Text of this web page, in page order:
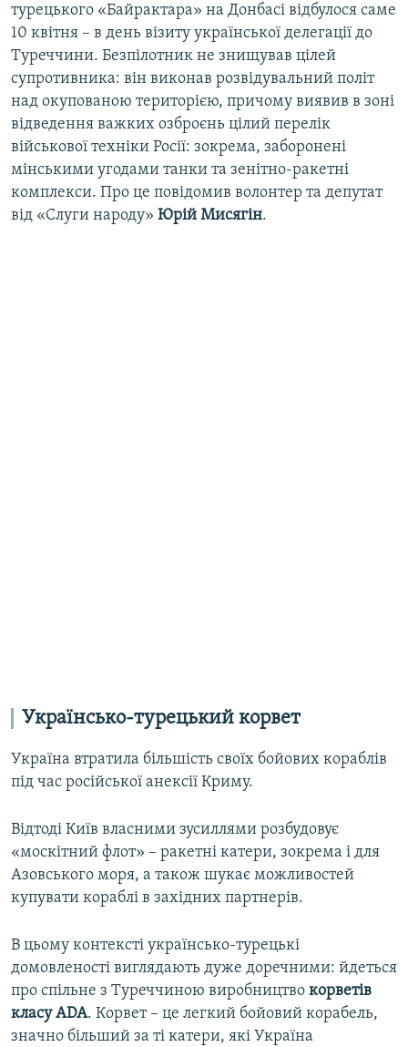
турецького «Байрактара» на Донбасі відбулося саме
10 квітня – в день візиту української делегації до
Туреччини. Безпілотник не знищував цілей
супротивника: він виконав розвідувальний політ
над окупованою територією, причому виявив в зоні
відведення важких озброєнь цілий перелік
військової техніки Росії: зокрема, заборонені
мінськими угодами танки та зенітно-ракетні
комплекси. Про це повідомив волонтер та депутат
від «Слуги народу» Юрій Мисягін.
Українсько-турецький корвет
Україна втратила більшість своїх бойових кораблів
під час російської анексії Криму.
Відтоді Київ власними зусиллями розбудовує
«москітний флот» – ракетні катери, зокрема і для
Азовського моря, а також шукає можливостей
купувати кораблі в західних партнерів.
В цьому контексті українсько-турецькі
домовленості виглядають дуже доречними: йдеться
про спільне з Туреччиною виробництво корветів
класу ADA. Корвет – це легкий бойовий корабель,
значно більший за ті катери, які Україна